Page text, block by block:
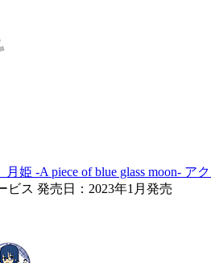
月姫 -A piece of blue glass moon- ア
ビス 発売日：2023年1月発売